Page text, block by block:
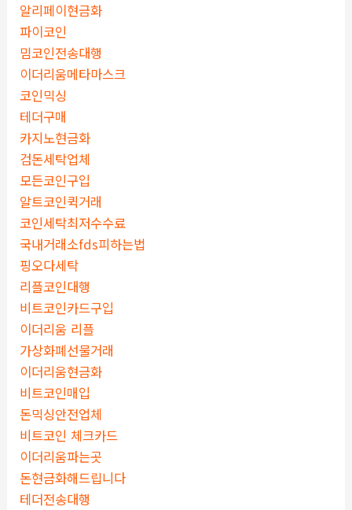
알리페이현금화
파이코인
밈코인전송대행
이더리움메타마스크
코인믹싱
테더구매
카지노현금화
검돈세탁업체
모든코인구입
알트코인퀵거래
코인세탁최저수수료
국내거래소fds피하는법
핑오다세탁
리플코인대행
비트코인카드구입
이더리움 리플
가상화폐선물거래
이더리움현금화
비트코인매입
돈믹싱안전업체
비트코인 체크카드
이더리움파는곳
돈현금화해드립니다
테더전송대행